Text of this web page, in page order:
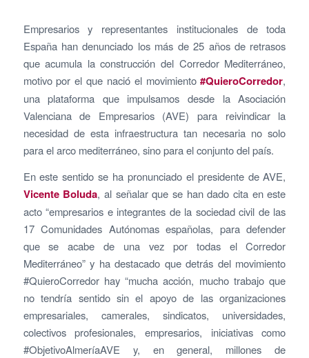
Empresarios y representantes institucionales de toda
España han denunciado los más de 25 años de retrasos
que acumula la construcción del Corredor Mediterráneo,
motivo por el que nació el movimiento#QuieroCorredor,
una plataforma que impulsamos desde la Asociación
Valenciana de Empresarios (AVE) para reivindicar la
necesidad de esta infraestructura tan necesaria no solo
para el arco mediterráneo, sino para el conjunto del país.
En este sentido se ha pronunciado el presidente de AVE,
Vicente Boluda, al señalar que se han dado cita en este
acto “empresarios e integrantes de la sociedad civil de las
17 Comunidades Autónomas españolas, para defender
que se acabe de una vez por todas el Corredor
Mediterráneo” y ha destacado que detrás del movimiento
#QuieroCorredor hay “mucha acción, mucho trabajo que
no tendría sentido sin el apoyo de las organizaciones
empresariales, camerales, sindicatos, universidades,
colectivos profesionales, empresarios, iniciativas como
#ObjetivoAlmeríaAVE y, en general, millones de